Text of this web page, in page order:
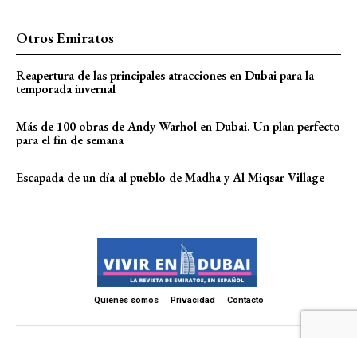
Otros Emiratos
Reapertura de las principales atracciones en Dubai para la
temporada invernal
Más de 100 obras de Andy Warhol en Dubai. Un plan perfecto
para el fin de semana
Escapada de un día al pueblo de Madha y Al Miqsar Village
Quiénes somos Privacidad Contacto